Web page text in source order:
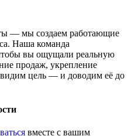
— мы создаем работающие
Наша команда
вы ощущали реальную
продаж, укрепление
цель — и доводим её до
вместе с вашим